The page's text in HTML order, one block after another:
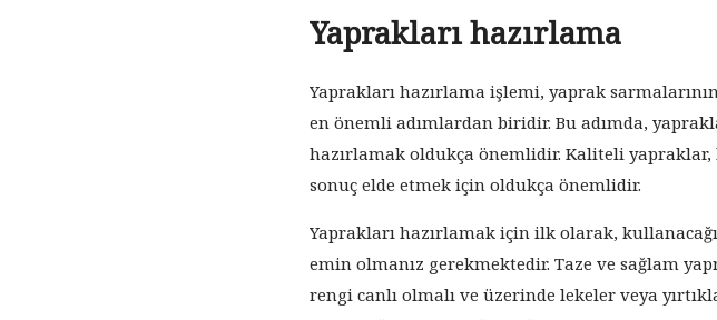
Yaprakları hazırlama
Yaprakları hazırlama işlemi, yaprak
en önemli adımlardan biridir. Bu adımda,
hazırlamak oldukça önemlidir. Kaliteli
sonuç elde etmek için oldukça önemlidir.
Yaprakları hazırlamak için ilk olarak,
emin olmanız gerekmektedir. Taze ve sağlam
rengi canlı olmalı ve üzerinde lekeler veya